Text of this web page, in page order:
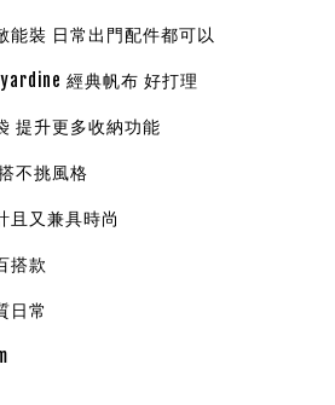
能裝 日常出門配件都可以
經典帆布 好打理
提升更多收納功能
不挑風格
且又兼具時尚
搭款
日常